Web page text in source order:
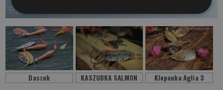
Daszek KASZUBKA SALMON Klepanka Aglia 3